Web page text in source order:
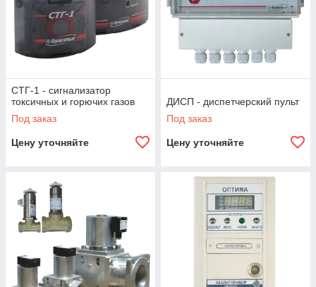
СТГ-1 - сигнализатор
токсичных и горючих газов
Под заказ
Цену уточняйте
ДИСП - диспетчерский пульт
Под заказ
Цену уточняйте